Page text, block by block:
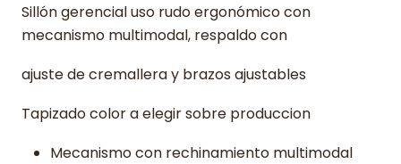
Sillón gerencial uso rudo ergonómico con
mecanismo multimodal, respaldo con
ajuste de cremallera y brazos ajustables
Tapizado color a elegir sobre produccion
Mecanismo con rechinamiento multimodal